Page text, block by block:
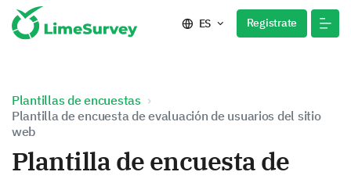
ES Registrate
Plantillas de encuestas
Plantilla de encuesta de evaluación de usuarios del sitio
web
Plantilla de encuesta de